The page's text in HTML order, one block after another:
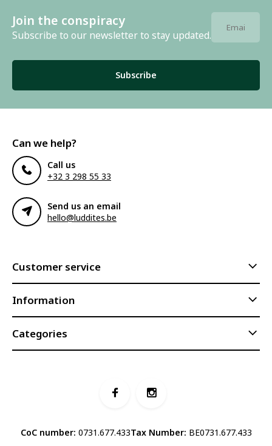
Join the conspiracy
Subscribe to our newsletter to stay updated.
Subscribe
Can we help?
Call us
+32 3 298 55 33
Send us an email
hello@luddites.be
Customer service
Information
Categories
CoC number: 0731.677.433Tax Number: BE0731.677.433